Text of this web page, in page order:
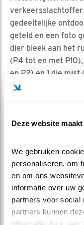
Deze website
We gebruiken
personaliseren, om
en om ons
informatie over uw
partners voor social
partners kunnen
informatie die u aan
verkeersslachtoffer
gedeeltelijke
geteld en een foto
dier bleek aan het
(P4 tot en met
en P2) en 1 die
goed te zien. De
De veer die we
het formaat een
van. De veertjes in
oudervogels ook
maken in de
gedeeltelijke rui